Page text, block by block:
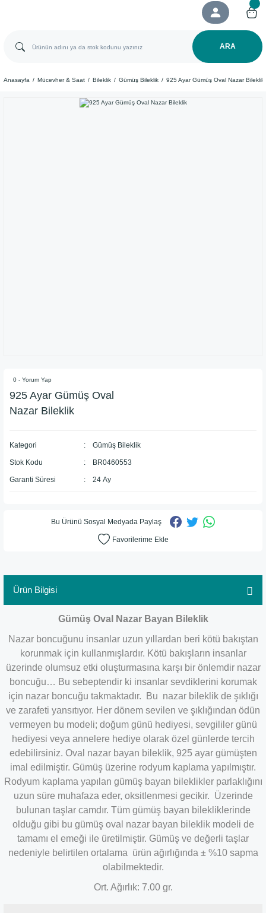
ARA
Anasayfa Mücevher & Saat Bileklik Gümüş Bileklik 925 Ayar Gümüş Oval Nazar Bileklik
0 - Yorum Yap
925 Ayar Gümüş Oval
Nazar Bileklik
Kategori Gümüş Bileklik
Stok Kodu BR0460553
Garanti Süresi 24 Ay
Bu Ürünü Sosyal Medyada Paylaş
Ürün Bilgisi
Gümüş Oval Nazar Bayan Bileklik
Nazar boncuğunu insanlar uzun yıllardan beri kötü bakıştan
korunmak için kullanmışlardır. Kötü bakışların insanlar
üzerinde olumsuz etki oluşturmasına karşı bir önlemdir nazar
boncuğu… Bu sebeptendir ki insanlar sevdiklerini korumak
için nazar boncuğu takmaktadır. Bu nazar bileklik de şıklığı
ve zarafeti yansıtıyor. Her dönem sevilen ve şıklığından ödün
vermeyen bu modeli; doğum günü hediyesi, sevgililer günü
hediyesi veya annelere hediye olarak özel günlerde tercih
edebilirsiniz. Oval nazar bayan bileklik, 925 ayar gümüşten
imal edilmiştir. Gümüş üzerine rodyum kaplama yapılmıştır.
Rodyum kaplama yapılan gümüş bayan bileklikler parlaklığını
uzun süre muhafaza eder, oksitlenmesi gecikir. Üzerinde
bulunan taşlar camdır. Tüm gümüş bayan bilekliklerinde
olduğu gibi bu gümüş oval nazar bayan bileklik modeli de
tamamı el emeği ile üretilmiştir. Gümüş ve değerli taşlar
nedeniyle belirtilen ortalama ürün ağırlığında ± %10 sapma
olabilmektedir.
Ort. Ağırlık: 7.00 gr.